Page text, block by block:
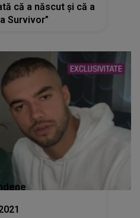
că a născut și că a
Survivor”